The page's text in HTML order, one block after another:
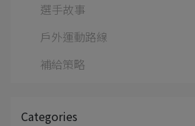
選手故事
戶外運動路線
補給策略
Categories